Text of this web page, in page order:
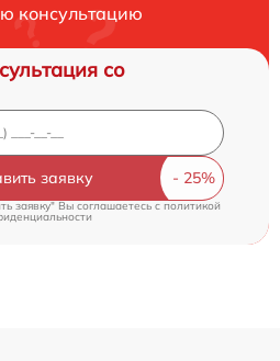
консультацию
со
заявку
заявку" Вы соглашаетесь cполитикой